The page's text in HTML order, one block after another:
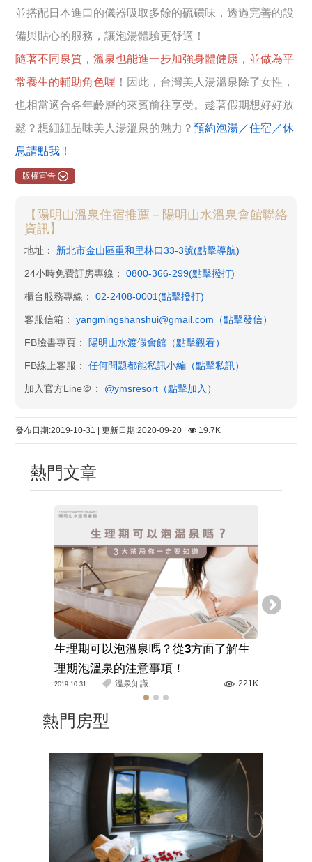
並搭配日本進口的儀器吸取多餘的硫磺味，透過完善的設
備與貼心的服務，讓泡湯體驗更舒適！
隨著不同泉質，溫泉也能進一步加強身體健康，並做為平
常養生的輔助角色喔 ！因此，台灣美人湯溫泉除了女性，
也相當適合各年齡層的來賓前往享受。趁著假期想好好放
鬆？想細細品味美人湯溫泉的魅力？預約泡湯／住宿／休
息請點我！
版權宣告
【陽明山溫泉住宿推薦－陽明山水溫泉會館聯絡
資訊】
地址： 新北市金山區重和里林口33-3號(點擊導航)
24小時免費訂房專線： 0800-366-299(點擊撥打)
櫃台服務專線： 02-2408-0001(點擊撥打)
客服信箱： yangmingshanshui@gmail.com（點擊發信）
FB臉書專頁： 陽明山水渡假會館​（點擊觀看）
FB線上客服： 任何問題都能私訊小編（點擊私訊）
加入官方Line＠： @ymsresort（點擊加入）
發布日期:2019-10-31 | 更新日期:2020-09-20 | 19.7K
熱門文章
生理期可以泡溫泉嗎？從3方面了解生
理期泡溫泉的注意事項！
2019.10.31 溫泉知識 221K
熱門房型